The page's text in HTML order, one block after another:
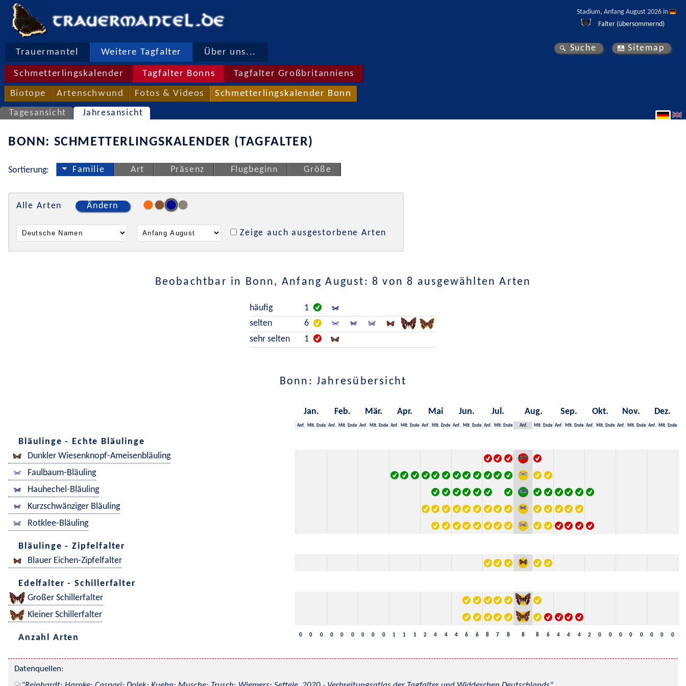
Stadium, Anfang August 2026 in
Falter (übersommernd)
Trauermantel Weitere Tagfalter Über uns...
Schmetterlingskalender Tagfalter Bonns Tagfalter Großbritanniens
Biotope Artenschwund Fotos & Videos Schmetterlingskalender Bonn
Suche Sitemap
Tagesansicht Jahresansicht
BONN: SCHMETTERLINGSKALENDER (TAGFALTER)
Sortierung: Familie Art Präsenz Flugbeginn Größe
Alle Arten Ändern
Zeige auch ausgestorbene Arten
Beobachtbar in Bonn, Anfang August: 8 von 8 ausgewählten Arten
häufig
1
selten
6
sehr selten
1
Bonn: Jahresübersicht
Jan. Feb. Mär. Apr. Mai Jun. Jul. Aug. Sep. Okt. Nov. Dez.
Anf. Mit. Ende Anf. Mit. Ende Anf. Mit. Ende Anf. Mit. Ende Anf. Mit. Ende Anf. Mit. Ende Anf. Mit. Ende Anf. Mit. Ende Anf. Mit. Ende Anf. Mit. Ende Anf. Mit. Ende Anf. Mit. Ende
Bläulinge - Echte Bläulinge
Dunkler Wiesenknopf-Ameisenbläuling
Faulbaum-Bläuling
Hauhechel-Bläuling
Kurzschwänziger Bläuling
Rotklee-Bläuling
Bläulinge - Zipfelfalter
Blauer Eichen-Zipfelfalter
Edelfalter - Schillerfalter
Großer Schillerfalter
Kleiner Schillerfalter
Anzahl Arten 0 0 0 0 0 0 0 0 0 1 1 1 2 4 4 4 6 6 8 7 8 8 8 6 4 4 4 2 0 0 0 0 0 0 0 0
Datenquellen: